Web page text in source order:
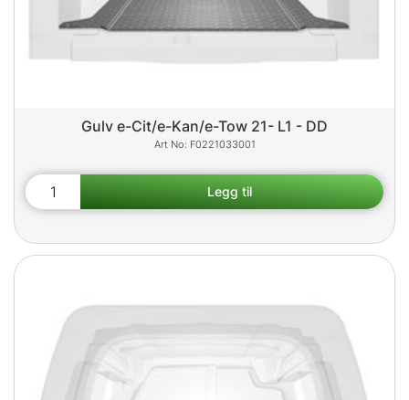
Gulv e-Cit/e-Kan/e-Tow 21- L1 - DD
F0221033001